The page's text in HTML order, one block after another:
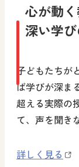
心が動
深い学
子どもたちが
ば学びが深ま
超える実際の
て、声を聞き
詳しく見る